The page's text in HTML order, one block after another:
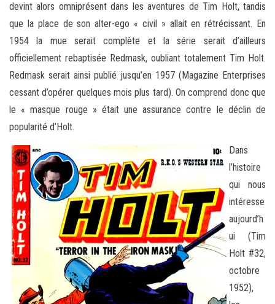
devint alors omniprésent dans les aventures de Tim Holt, tandis
que la place de son alter-ego « civil » allait en rétrécissant. En
1954 la mue serait complète et la série serait d’ailleurs
officiellement rebaptisée Redmask, oubliant totalement Tim Holt.
Redmask serait ainsi publié jusqu’en 1957 (Magazine Enterprises
cessant d’opérer quelques mois plus tard). On comprend donc que
le « masque rouge » était une assurance contre le déclin de
popularité d’Holt.
Dans
l’histoire
qui nous
intéresse
aujourd’h
ui (Tim
Holt #32,
octobre
1952),